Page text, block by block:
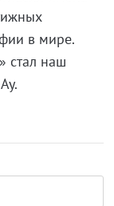
в мире.
стал наш